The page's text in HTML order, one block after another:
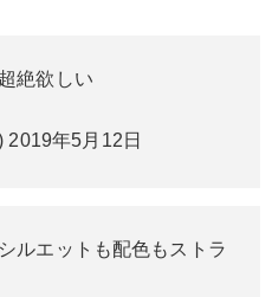
絶欲しい
2019年5月12日
ルエットも配色もストラ